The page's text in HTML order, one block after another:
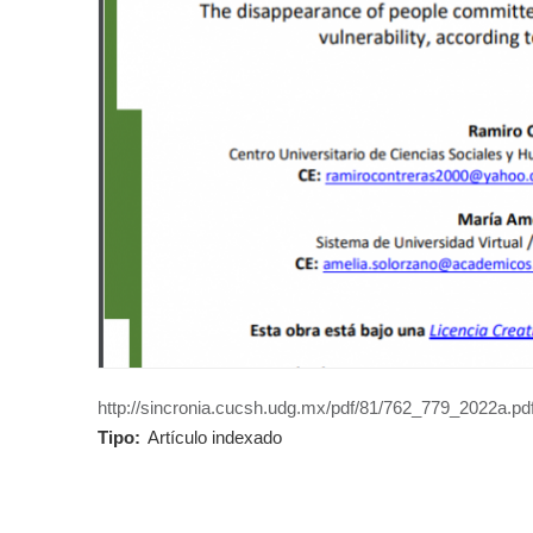
http://sincronia.cucsh.udg.mx/pdf/81/
Tipo: Artículo indexado